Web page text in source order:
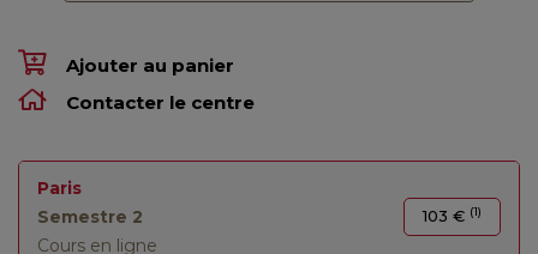
Ajouter au panier
Contacter le centre
Paris
Semestre 2
Cours en ligne
103 € (1)